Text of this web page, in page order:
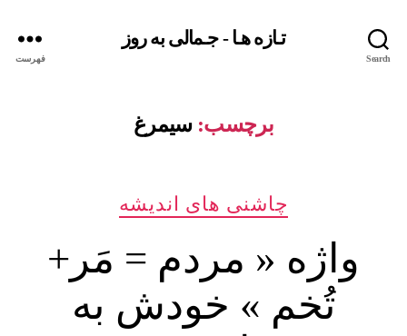
Search
تـازه هـا - جـمالی به روز
فهرست
برچسب: سیمرغ
دسته‌ها
چاشنی های اندیشه
واژه « مردم = مَر+
تُخم » خودش به